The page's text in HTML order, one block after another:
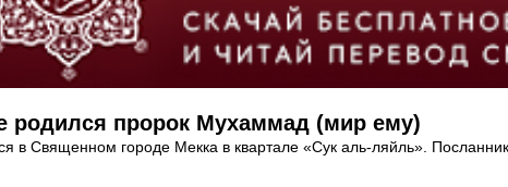
родился пророк Мухаммад (мир ему)
Священном городе Мекка в квартале «Сук аль-ляйль».